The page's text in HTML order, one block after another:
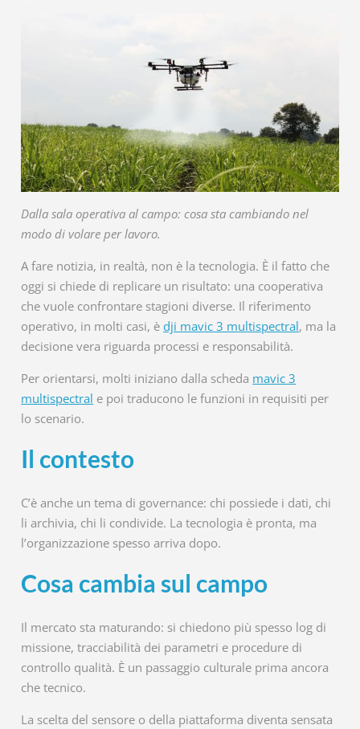
Dalla sala operativa al campo: cosa sta cambiando nel
modo di volare per lavoro.
A fare notizia, in realtà, non è la tecnologia. È il fatto che
oggi si chiede di replicare un risultato: una cooperativa
che vuole confrontare stagioni diverse. Il riferimento
operativo, in molti casi, èdji mavic 3 multispectral, ma la
decisione vera riguarda processi e responsabilità.
Per orientarsi, molti iniziano dalla scheda mavic 3
multispectral e poi traducono le funzioni in requisiti per
lo scenario.
Il contesto
C’è anche un tema di governance: chi possiede i dati, chi
li archivia, chi li condivide. La tecnologia è pronta, ma
l’organizzazione spesso arriva dopo.
Cosa cambia sul campo
Il mercato sta maturando: si chiedono più spesso log di
missione, tracciabilità dei parametri e procedure di
controllo qualità. È un passaggio culturale prima ancora
che tecnico.
La scelta del sensore o della piattaforma diventa sensata